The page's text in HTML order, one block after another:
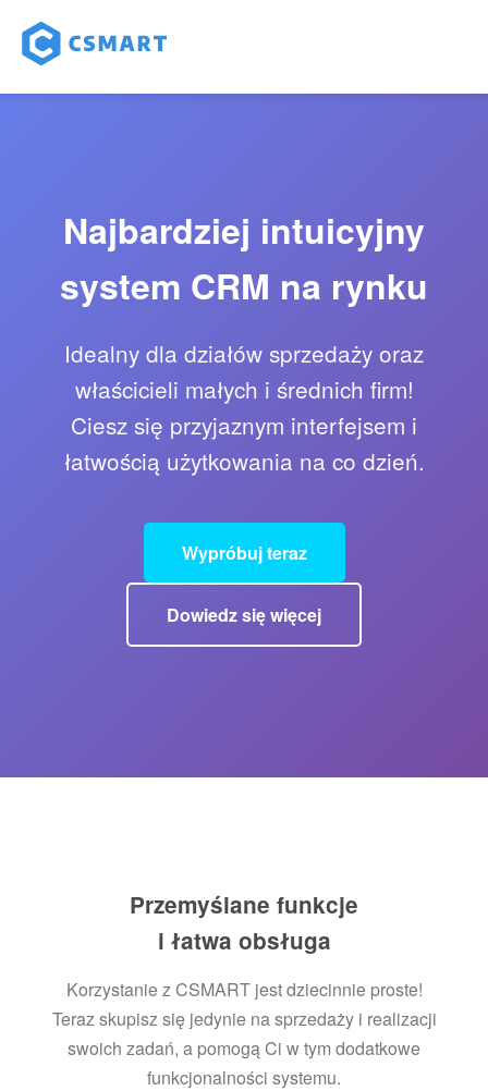
Najbardziej intuicyjny
system CRM na rynku
Idealny dla działów sprzedaży oraz
właścicieli małych i średnich firm!
Ciesz się przyjaznym interfejsem i
łatwością użytkowania na co dzień.
Wypróbuj teraz
Dowiedz się więcej
Przemyślane funkcje
i łatwa obsługa
Korzystanie z CSMART jest dziecinnie proste!
Teraz skupisz się jedynie na sprzedaży i realizacji
swoich zadań, a pomogą Ci w tym dodatkowe
funkcjonalności systemu.